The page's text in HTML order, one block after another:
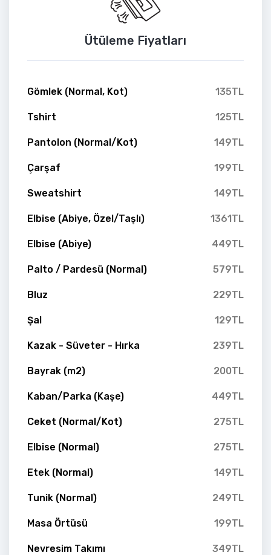
Ütüleme Fiyatları
Gömlek (Normal, Kot) 135TL
Tshirt 125TL
Pantolon (Normal/Kot) 149TL
Çarşaf 199TL
Sweatshirt 149TL
Elbise (Abiye, Özel/Taşlı) 1361TL
Elbise (Abiye) 449TL
Palto / Pardesü (Normal) 579TL
Bluz 229TL
Şal 129TL
Kazak - Süveter - Hırka 239TL
Bayrak (m2) 200TL
Kaban/Parka (Kaşe) 449TL
Ceket (Normal/Kot) 275TL
Elbise (Normal) 275TL
Etek (Normal) 149TL
Tunik (Normal) 249TL
Masa Örtüsü 199TL
Nevresim Takımı 349TL